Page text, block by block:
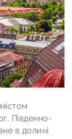
Південно-
в долині